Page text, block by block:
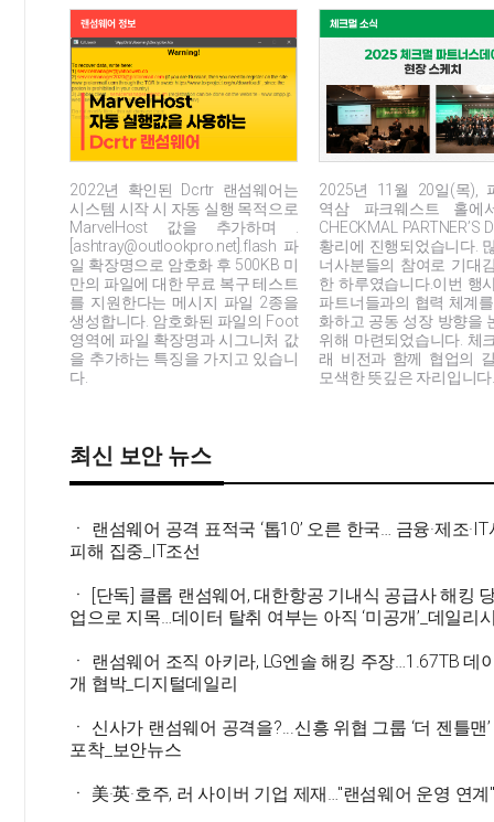
2022년 확인된 Dcrtr 랜섬웨어는
시스템 시작 시 자동 실행 목적으로
MarvelHost 값을 추가하며 .
[ashtray@outlookpro.net].flash 파
일 확장명으로 암호화 후 500KB 미
만의 파일에 대한 무료 복구 테스트
를 지원한다는 메시지 파일 2종을
생성합니다. 암호화된 파일의 Foot
영역에 파일 확장명과 시그니처 값
을 추가하는 특징을 가지고 있습니
다.
2025년 11월 20일(목),
역삼 파크웨스트 홀에
CHECKMAL PARTNER’S
황리에 진행되었습니다.
너사분들의 참여로 기대
한 하루였습니다.이번 행
파트너들과의 협력 체계
화하고 공동 성장 방향을
위해 마련되었습니다. 체
래 비전과 함께 협업의
모색한 뜻깊은 자리입니다.
최신 보안 뉴스
ㆍ 랜섬웨어 공격 표적국 ‘톱10’ 오른 한국… 금융·제조
피해 집중_IT조선
ㆍ [단독] 클롭 랜섬웨어, 대한항공 기내식 공급사 해킹
업으로 지목…데이터 탈취 여부는 아직 ‘미공개’_데일리
ㆍ 랜섬웨어 조직 아키라, LG엔솔 해킹 주장…1.67TB 데
개 협박_디지털데일리
ㆍ 신사가 랜섬웨어 공격을?...신흥 위협 그룹 ‘더 젠틀맨
포착_보안뉴스
ㆍ 美·英·호주, 러 사이버 기업 제재…"랜섬웨어 운영 연